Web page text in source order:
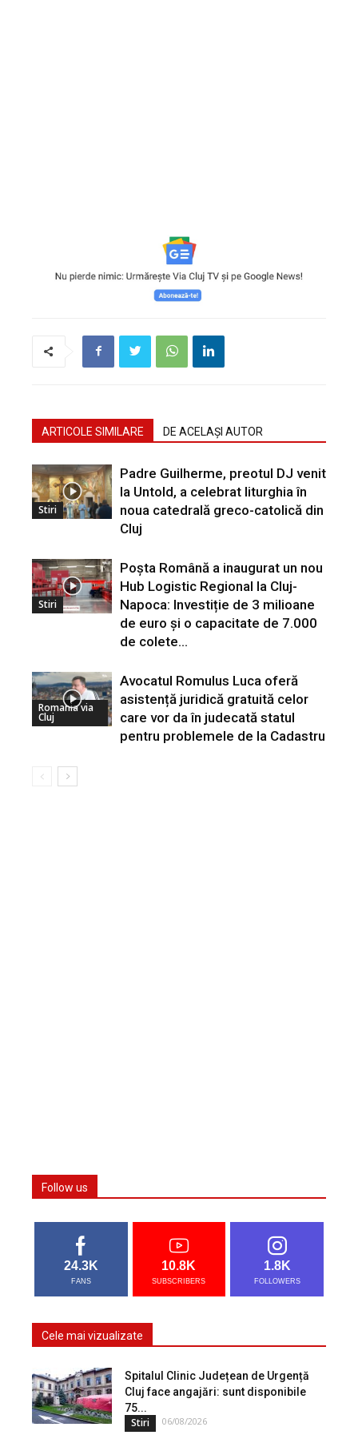
ARTICOLE SIMILARE DE ACELAȘI AUTOR
Stiri
Padre Guilherme, preotul DJ venit
la Untold, a celebrat liturghia în
noua catedrală greco-catolică din
Cluj
Stiri
Poșta Română a inaugurat un nou
Hub Logistic Regional la Cluj-
Napoca: Investiție de 3 milioane
de euro și o capacitate de 7.000
de colete...
Romania via
Cluj
Avocatul Romulus Luca oferă
asistență juridică gratuită celor
care vor da în judecată statul
pentru problemele de la Cadastru
Follow us
24.3K
FANS
10.8K
SUBSCRIBERS
1.8K
FOLLOWERS
Cele mai vizualizate
Spitalul Clinic Județean de Urgență
Cluj face angajări: sunt disponibile
75...
Stiri 06/08/2026